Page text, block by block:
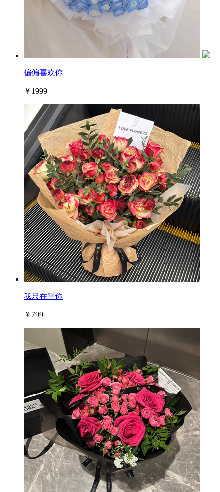
偏偏喜欢你
￥1999
我只在乎你
￥799